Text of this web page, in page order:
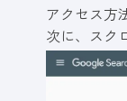
アクセス方
次に、スク